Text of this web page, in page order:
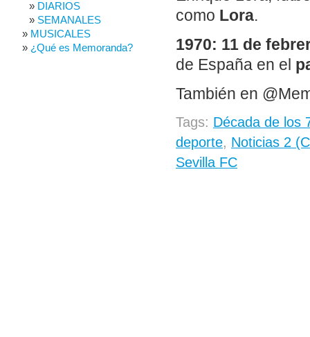
como Lora.
1970: 11 de
de España en el
También en
Tags: Década de los
deporte, Noticias 2
Sevilla FC
DIARIOS
SEMANALES
MUSICALES
¿Qué es Memoranda?